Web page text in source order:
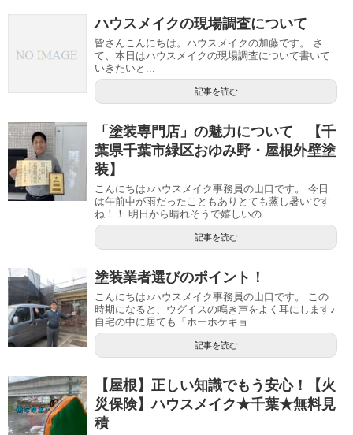
ハウスメイクの現場調査について
皆さんこんにちは。ハウスメイクの加藤です。 さ
て、本日はハウスメイクの現場調査について書いて
いきたいと...
記事を読む
「塗装専門店」の魅力について 【千
葉県千葉市緑区おゆみ野・屋根外壁塗
装】
こんにちは♪ハウスメイク事務員の山口です。 今日
は午前中が雨だったこともありとても蒸し暑いです
ね！！ 明日から晴れそうで嬉しいの...
記事を読む
塗装業者選びのポイント！
こんにちは♪ハウスメイク事務員の山口です。 この
時期になると、ウグイスの鳴き声をよく耳にします♪
自宅の中に居ても「ホーホケキョ...
記事を読む
【屋根】正しい知識でもう安心！【火
災保険】ハウスメイク★千葉★無料見
積